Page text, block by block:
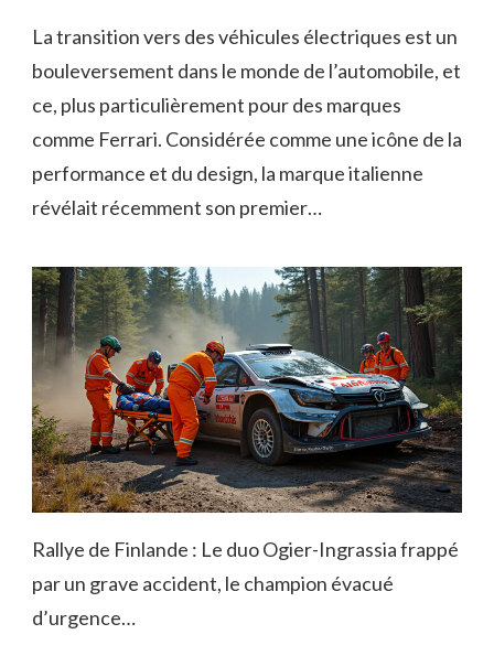
La transition vers des véhicules électriques est un
bouleversement dans le monde de l’automobile, et
ce, plus particulièrement pour des marques
comme Ferrari. Considérée comme une icône de la
performance et du design, la marque italienne
révélait récemment son premier…
Rallye de Finlande : Le duo Ogier-Ingrassia frappé
par un grave accident, le champion évacué
d’urgence…